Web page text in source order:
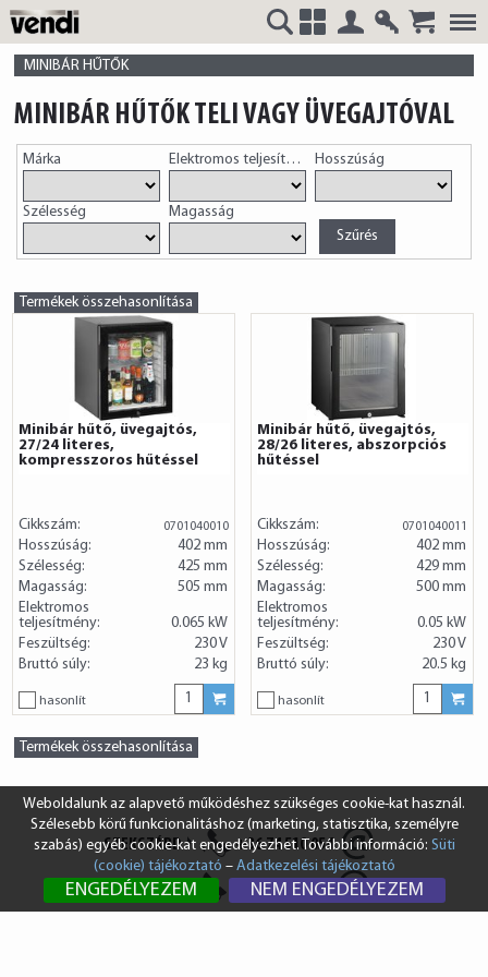
VENDI
HUNGÁRIA
Kft.
SZEKSZÁRD +36 74 510 054
info@vendi.hu
BUDAPEST +36 1 431 8687
MINIBÁR HŰTŐK
MINIBÁR HŰTŐK TELI VAGY ÜVEGAJTÓVAL
Márka Elektromos teljesítményHosszúság
Szélesség Magasság
Termékek összehasonlítása
Minibár hűtő, üvegajtós,
27/24 literes,
kompresszoros hűtéssel
Cikkszám: 0701040010
Hosszúság:
402 mm
Szélesség:
425 mm
Magasság:
505 mm
Elektromos
teljesítmény:
0.065 kW
Feszültség:
230 V
Bruttó súly:
23 kg
hasonlít
Minibár hűtő, üvegajtós,
28/26 literes, abszorpciós
hűtéssel
Cikkszám: 0701040011
Hosszúság:
402 mm
Szélesség:
429 mm
Magasság:
500 mm
Elektromos
teljesítmény:
0.05 kW
Feszültség:
230 V
Bruttó súly:
20.5 kg
hasonlít
Termékek összehasonlítása
Weboldalunk az alapvető működéshez szükséges cookie-kat használ.
Szélesebb körű funkcionalitáshoz (marketing, statisztika, személyre
szabás) egyéb cookie-kat engedélyezhet. További információ: Süti
(cookie) tájékoztató – Adatkezelési tájékoztató
ENGEDÉLYEZEM NEM ENGEDÉLYEZEM